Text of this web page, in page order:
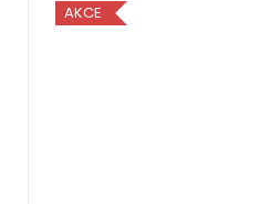
AKCE